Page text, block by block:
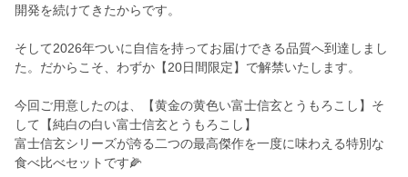
開発を続けてきたからです。
そして2026年ついに自信を持ってお届けできる品質へ到達しまし
た。だからこそ、わずか【20日間限定】で解禁いたします。
今回ご用意したのは、【黄金の黄色い富士信玄とうもろこし】そ
して【純白の白い富士信玄とうもろこし】
富士信玄シリーズが誇る二つの最高傑作を一度に味わえる特別な
食べ比べセットです🌽